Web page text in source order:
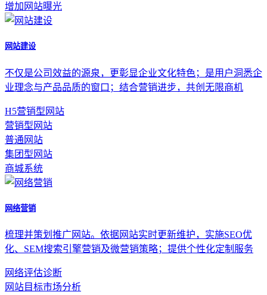
增加网站曝光
网站建设
不仅是公司效益的源泉，更彰显企业文化特色；是用户洞悉企
业理念与产品品质的窗口；结合营销进步，共创无限商机
H5营销型网站
营销型网站
普通网站
集团型网站
商城系统
网络营销
梳理并策划推广网站。依据网站实时更新维护，实施SEO优
化、SEM搜索引擎营销及微营销策略；提供个性化定制服务
网络评估诊断
网站目标市场分析